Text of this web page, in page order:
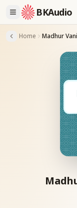
BKAudio
Home Madhur